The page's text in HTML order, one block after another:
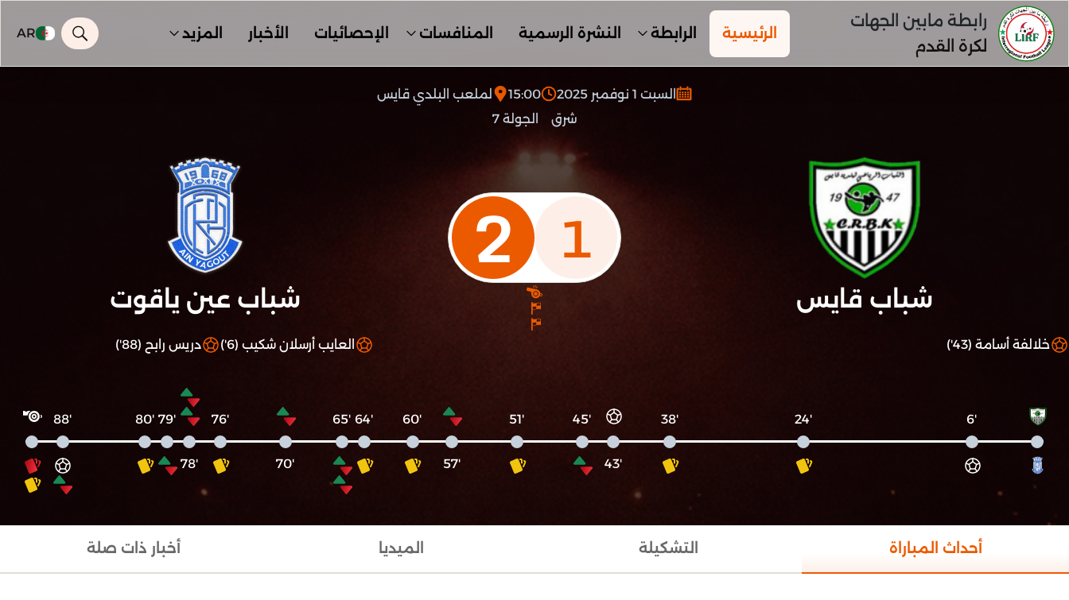
رابطة مابين الجهات
لكرة القدم
الرئيسية الرابطة النشرة الرسمية المنافسات الإحصائيات الأخبار المزيد AR
السبت 1 نوفمبر 2025 15:00
لملعب البلدي قايس
شرق
الجولة 7
شباب قايس
1
2
شباب عين ياقوت
خلالفة أسامة (43') العايب أرسلان شكيب (6') دريس رابح (88')
'6
'24
'38
'43
'45
'51
'57
'60
'64
'65
'70
'76
'78
'79
'80
'88
أحداث المباراة التشكيلة الميديا أخبار ذات صلة